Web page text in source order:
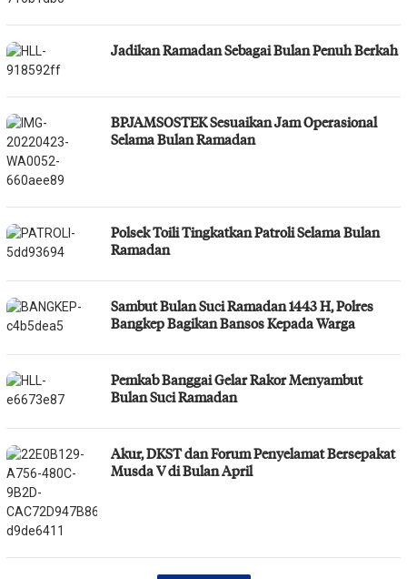
Jadikan Ramadan Sebagai Bulan Penuh Berkah
BPJAMSOSTEK Sesuaikan Jam Operasional
Selama Bulan Ramadan
Polsek Toili Tingkatkan Patroli Selama Bulan
Ramadan
Sambut Bulan Suci Ramadan 1443 H, Polres
Bangkep Bagikan Bansos Kepada Warga
Pemkab Banggai Gelar Rakor Menyambut
Bulan Suci Ramadan
Akur, DKST dan Forum Penyelamat Bersepakat
Musda V di Bulan April